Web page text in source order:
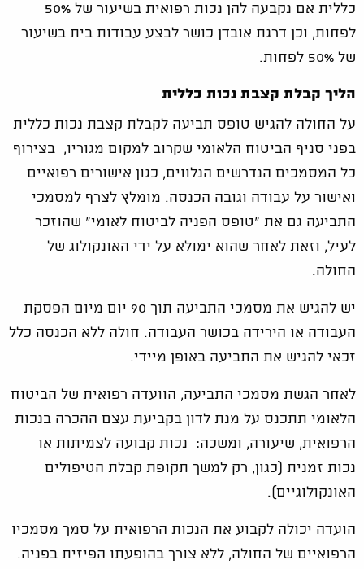
כללית אם נקבעה להן נכות רפואית בשיעור של 50%
לפחות, וכן דרגת אובדן כושר לבצע עבודות בית בשיעור
של 50% לפחות.
הליך קבלת קצבת נכות כללית
על החולה להגיש טופס תביעה לקבלת קצבת נכות כללית
בפני סניף הביטוח הלאומי שקרוב למקום מגוריו, בצירוף
כל המסמכים הנדרשים הנלווים, כגון אישורים רפואיים
ואישור על עבודה וגובה הכנסה. מומלץ לצרף למסמכי
התביעה גם את "טופס הפניה לביטוח לאומי" שהוזכר
לעיל, וזאת לאחר שהוא ימולא על ידי האונקולוג של
החולה.
יש להגיש את מסמכי התביעה תוך 90 יום מיום הפסקת
העבודה או הירידה בכושר העבודה. חולה ללא הכנסה כלל
זכאי להגיש את התביעה באופן מיידי.
לאחר הגשת מסמכי התביעה, הוועדה רפואית של הביטוח
הלאומי תתכנס על מנת לדון בקביעת עצם ההכרה בנכות
הרפואית, שיעורה, ומשכה: נכות קבועה לצמיתות או
נכות זמנית (כגון, רק למשך תקופת קבלת הטיפולים
האונקולוגיים).
הועדה יכולה לקבוע את הנכות הרפואית על סמך מסמכיו
הרפואיים של החולה, ללא צורך בהופעתו הפיזית בפניה.